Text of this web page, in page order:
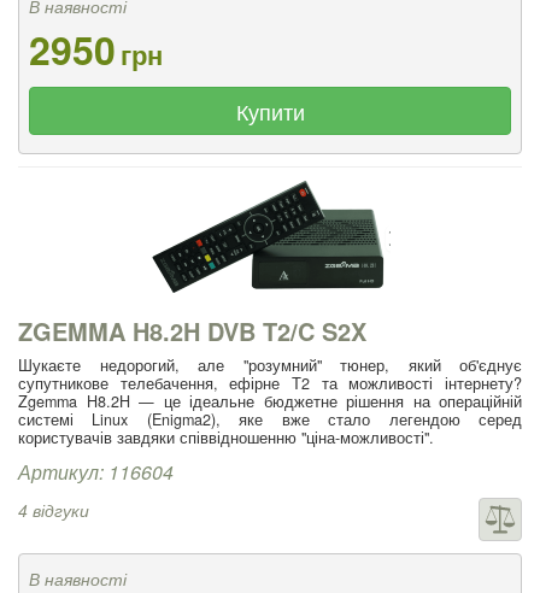
В наявності
2950грн
Купити
ZGEMMA H8.2H DVB T2/C S2X
Шукаєте недорогий, але "розумний" тюнер, який об'єднує
супутникове телебачення, ефірне Т2 та можливості інтернету?
Zgemma H8.2H — це ідеальне бюджетне рішення на операційній
системі Linux (Enigma2), яке вже стало легендою серед
користувачів завдяки співвідношенню "ціна-можливості".
Артикул: 116604
4 відгуки
В наявності